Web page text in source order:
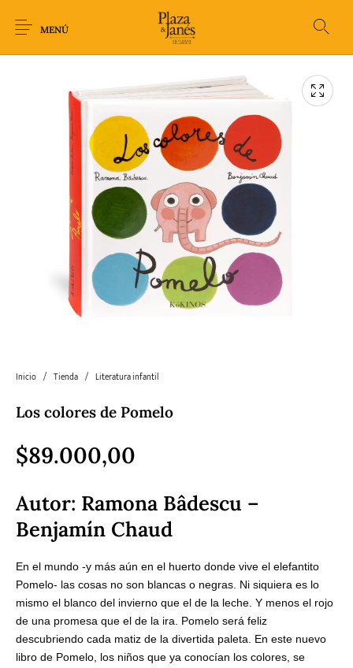
MENÚ
Novedades Arqueología Arte
Crimen Thriller Cuento
Ficción Filosofía
universal y Clásicos
Teatro Varios
Inicio / Tienda / Literatura infantil
Los colores de Pomelo
$89.000,00
Autor: Ramona Bâdescu –
Benjamín Chaud
En el mundo -y más aún en el huerto donde vive el elefantito
Pomelo- las cosas no son blancas o negras. Ni siquiera es lo
mismo el blanco del invierno que el de la leche. Y menos el rojo
de una promesa que el de la ira. Pomelo será feliz
descubriendo cada matiz de la divertida paleta. En este nuevo
libro de Pomelo, los niños que ya conocían los colores, se